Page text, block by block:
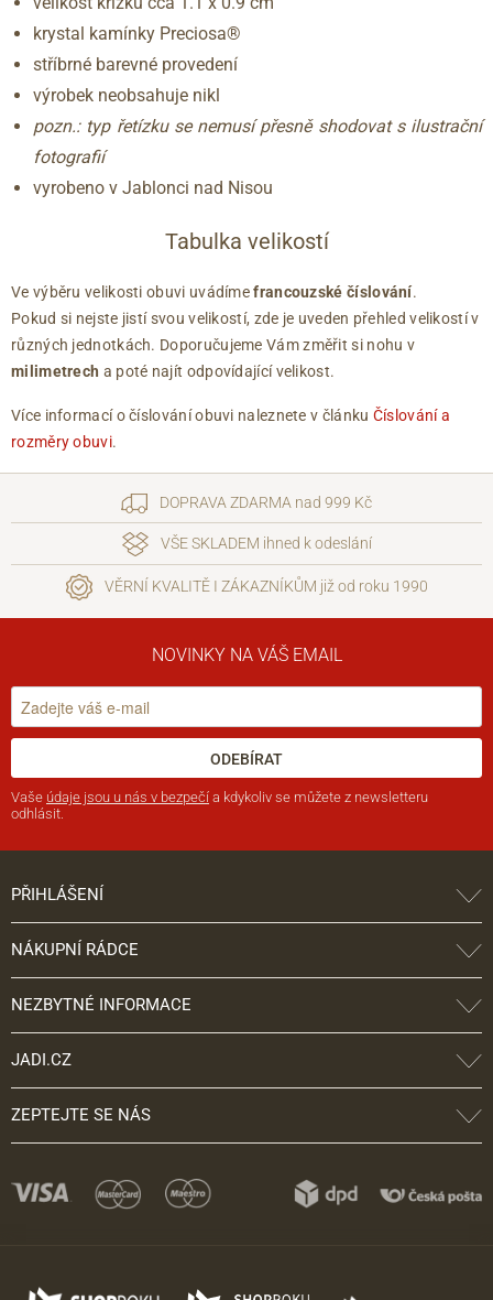
krystal kamínky Preciosa®
stříbrné barevné provedení
výrobek neobsahuje nikl
pozn.: typ řetízku se nemusí přesně shodovat s ilustrační
fotografií
vyrobeno v Jablonci nad Nisou
Tabulka velikostí
Ve výběru velikosti obuvi uvádímefrancouzské číslování.
Pokud si nejste jistí svou velikostí, zde je uveden přehled velikostí v
různých jednotkách. Doporučujeme Vám změřit si nohu v
milimetrech a poté najít odpovídající velikost.
Více informací o číslování obuvi naleznete v článku Číslování a
rozměry obuvi.
DOPRAVA ZDARMA nad 999 Kč
VŠE SKLADEM ihned k odeslání
VĚRNÍ KVALITĚ I ZÁKAZNÍKŮM již od roku 1990
NOVINKY NA VÁŠ EMAIL
ODEBÍRAT
Vaše údaje jsou u nás v bezpečí a kdykoliv se můžete z newsletteru
odhlásit.
PŘIHLÁŠENÍ
NÁKUPNÍ RÁDCE
NEZBYTNÉ INFORMACE
JADI.CZ
ZEPTEJTE SE NÁS